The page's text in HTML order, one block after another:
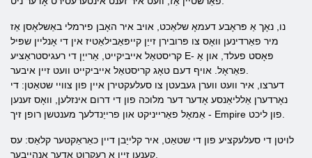
נו, נאָך אַ פּראָבע דעמאָ שלאַכט, אויב איר האָבן פירמלי באַשלאָסן אַז
מיר פאַרדינען וואָס צו פּרובירן זייַן קייפּאַבילאַטיז אין די אָנליין שפּיל
קריסטאַל אייביקייט, אַרייַן די רעגיסטראַציע E- פּאָסט פעלד, און אַ
דערצו, איר וועט ווערן געבעטן צו סעלעקטירן איין פון צוויי שטאַטן: די
נאָרדערן אַלליאַנסע אָדער דער מלוכה פון די דרום אינזלען, וואָס זענען
לויטן די סעלעקציע פון ​​די שטאַט, איר קלייַבן דיין כאַראַקטער קלאַס: עס